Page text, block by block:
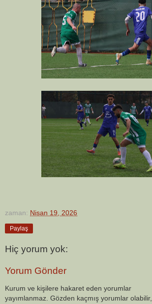
zaman: Nisan 19, 2026
Paylaş
Hiç yorum yok:
Yorum Gönder
Kurum ve kişilere hakaret eden yorumlar
yayımlanmaz. Gözden kaçmış yorumlar olabilir,